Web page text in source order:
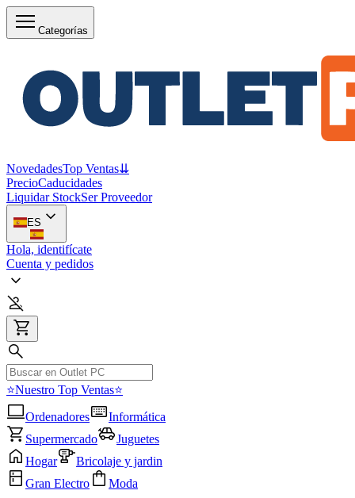
Categorías
NovedadesTop Ventas⇊
PrecioCaducidades
Liquidar StockSer Proveedor
ES
Hola, identifícate
Cuenta y pedidos
⭐Nuestro Top Ventas⭐
Ordenadores
Informática
Supermercado
Juguetes
Hogar
Bricolaje y jardin
Gran Electro
Moda